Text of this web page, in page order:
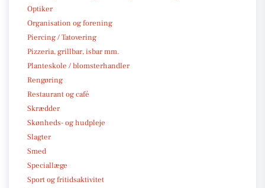
Optiker
Organisation og forening
Piercing / Tatovering
Pizzeria, grillbar, isbar mm.
Planteskole / blomsterhandler
Rengøring
Restaurant og café
Skrædder
Skønheds- og hudpleje
Slagter
Smed
Speciallæge
Sport og fritidsaktivitet